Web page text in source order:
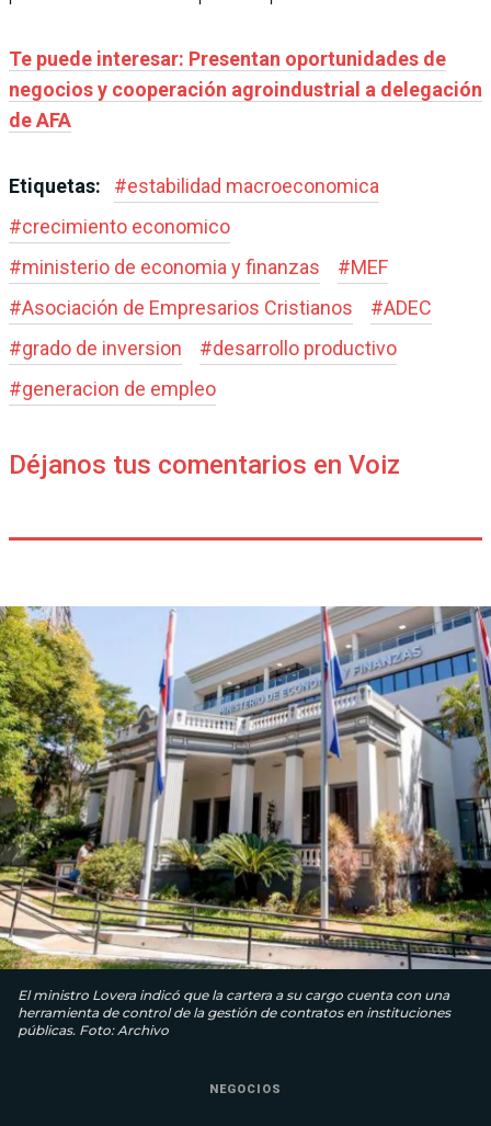
Te puede interesar: Presentan oportunidades de
negocios y cooperación agroindustrial a delegación
de AFA
Etiquetas: #estabilidad macroeconomica
#crecimiento economico
#ministerio de economia y finanzas #MEF
#Asociación de Empresarios Cristianos #ADEC
#grado de inversion #desarrollo productivo
#generacion de empleo
Déjanos tus comentarios en Voiz
El ministro Lovera indicó que la cartera a su cargo cuenta con una
herramienta de control de la gestión de contratos en instituciones
públicas. Foto: Archivo
NEGOCIOS